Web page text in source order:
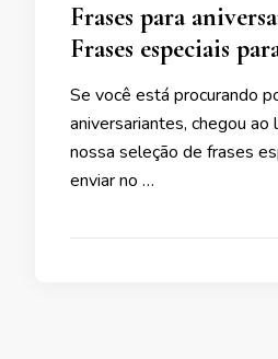
Frases para
Frases especiais
Se você está procurando
aniversariantes, chegou ao
nossa seleção de frases
enviar no …